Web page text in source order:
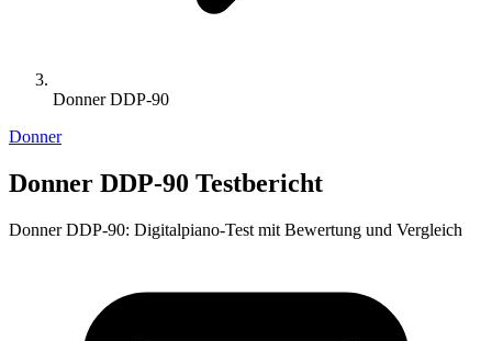
Donner DDP-90
Donner
Donner DDP-90 Testbericht
Donner DDP-90: Digitalpiano-Test mit Bewertung und Vergleich